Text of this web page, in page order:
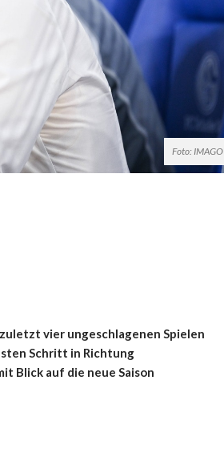
Foto: IMAGO
vier ungeschlagenen Spielen
Schritt in Richtung
Blick auf die neue Saison